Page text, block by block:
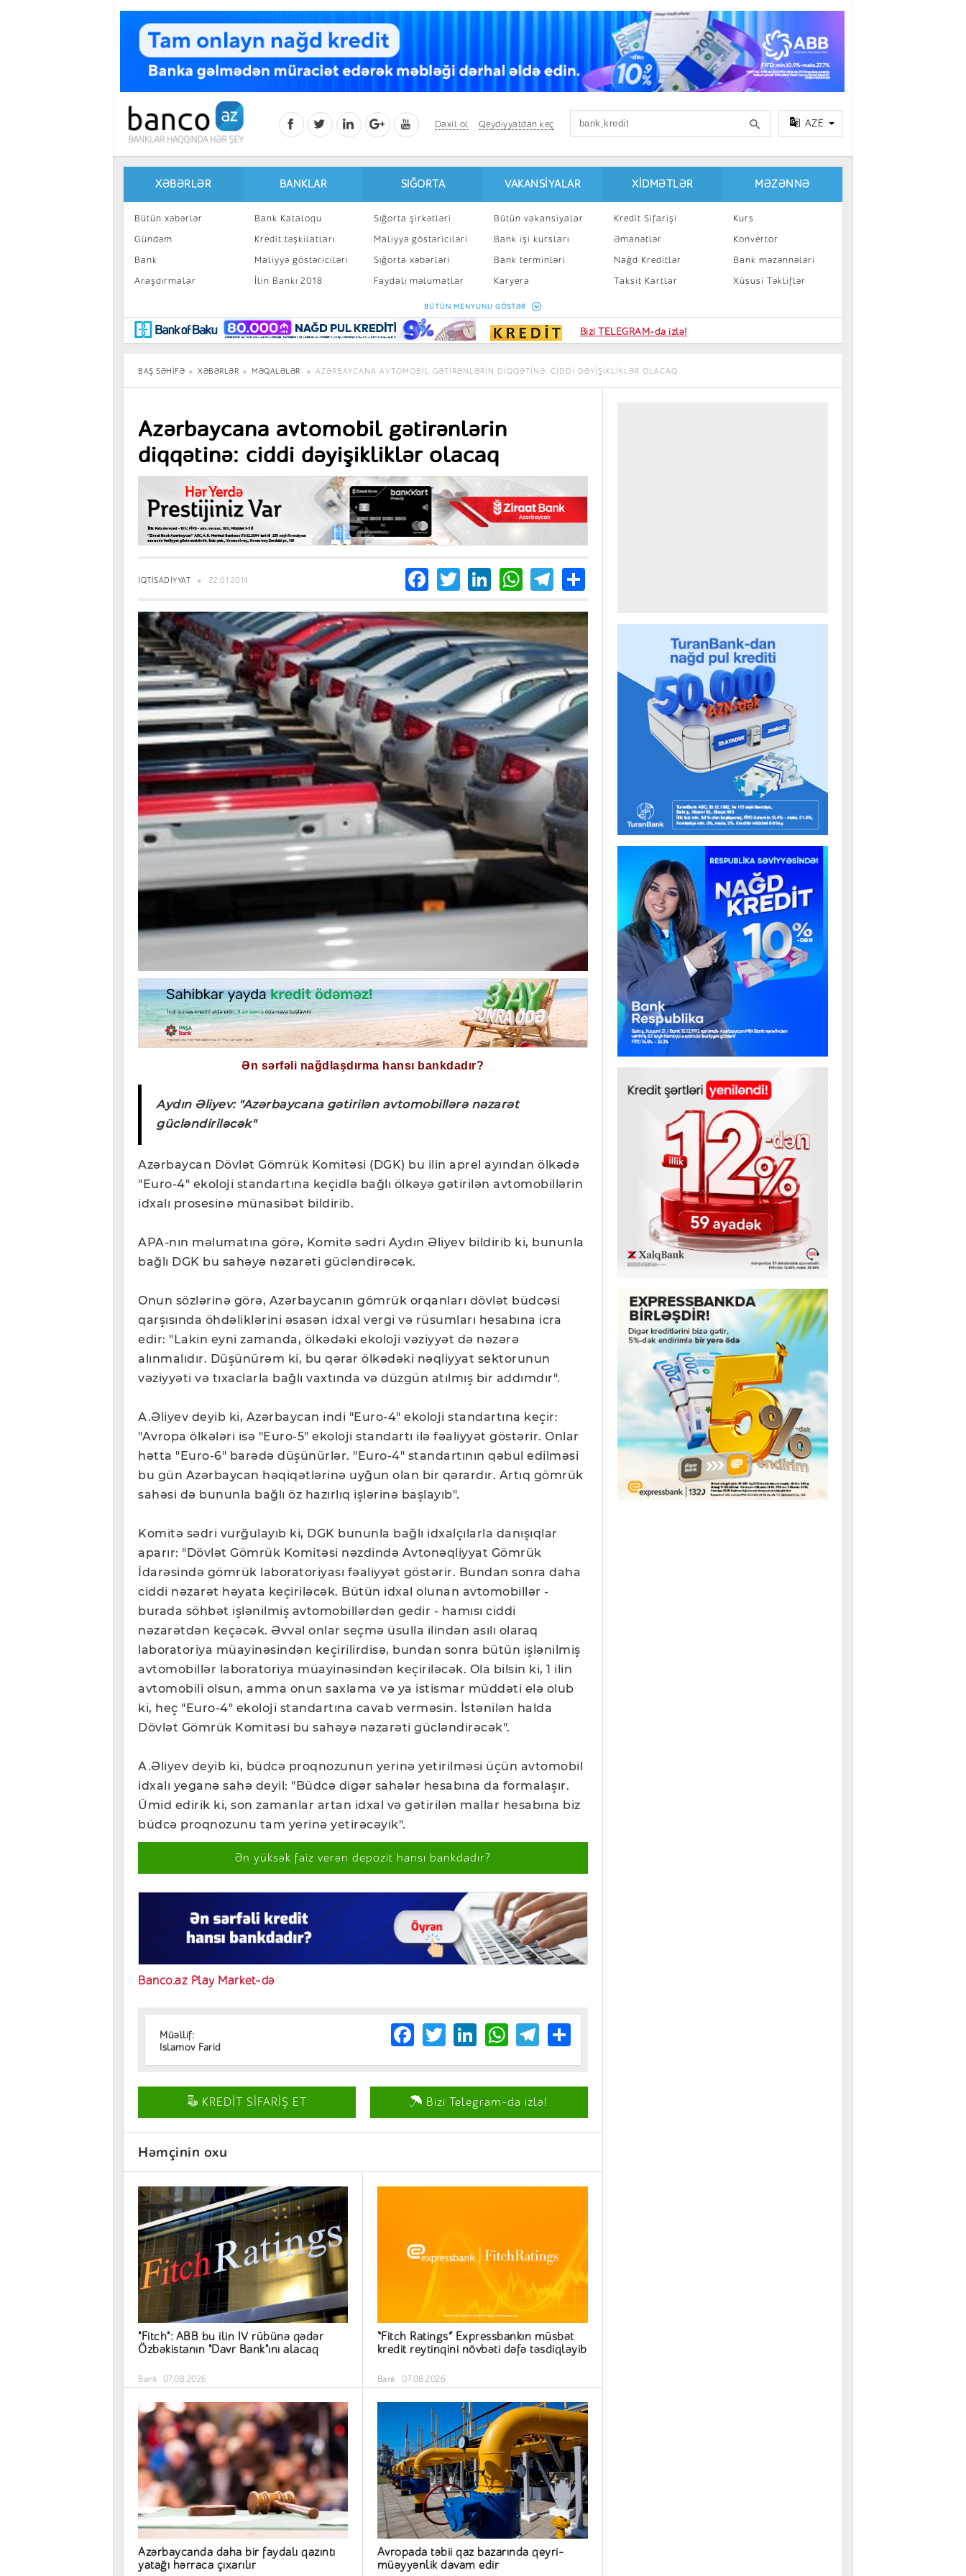
Daxil ol Qeydiyyatdan keç AZE
XƏBƏRLƏR
Bütün xəbərlər
Gündəm
Bank
Araşdırmalar
Maraqlı
BancoTV
Müsahibə
BANKLAR
Bank Kataloqu
Kredit təşkilatları
Maliyyə göstəriciləri
İlin Bankı 2018
SIĞORTA
Sığorta şirkətləri
Maliyyə göstəriciləri
Sığorta xəbərləri
Faydalı məlumatlar
Sığorta kalkulyatoru
VAKANSIYALAR
Bütün vakansiyalar
Bank işi kursları
Bank terminləri
Karyera
Peşakar inkişaf
XIDMƏTLƏR
Kredit Sifarişi
Əmanətlər
Nağd Kreditlər
Taksit Kartlar
Kart sifarişi
MƏZƏNNƏ
Kurs
Konvertor
Bank məzənnələri
Xüsusi Təkliflər
BÜTÜN MENYUNU GÖSTƏR
Bizi TELEGRAM-da izlə!
BAŞ SƏHIFƏ XƏBƏRLƏR MƏQALƏLƏR AZƏRBAYCANA AVTOMOBIL GƏTIRƏNLƏRIN DIQQƏTINƏ: CIDDI DƏYIŞIKLIKLƏR OLACAQ
Azərbaycana avtomobil gətirənlərin
diqqətinə: ciddi dəyişikliklər olacaq
İQTISADIYYAT 22.01.2014 Facebook
TwitterLinkedIn
WhatsApp
Telegram
Share
Ən sərfəli nağdlaşdırma hansı bankdadır?
Aydın Əliyev: "Azərbaycana gətirilən avtomobillərə nəzarət
gücləndiriləcək"
Azərbaycan Dövlət Gömrük Komitəsi (DGK) bu ilin aprel ayından ölkədə
"Euro-4" ekoloji standartına keçidlə bağlı ölkəyə gətirilən avtomobillərin
idxalı prosesinə münasibət bildirib.
APA-nın məlumatına görə, Komitə sədri Aydın Əliyev bildirib ki, bununla
bağlı DGK bu sahəyə nəzarəti gücləndirəcək.
Onun sözlərinə görə, Azərbaycanın gömrük orqanları dövlət büdcəsi
qarşısında öhdəliklərini əsasən idxal vergi və rüsumları hesabına icra
edir: "Lakin eyni zamanda, ölkədəki ekoloji vəziyyət də nəzərə
alınmalıdır. Düşünürəm ki, bu qərar ölkədəki nəqliyyat sektorunun
vəziyyəti və tıxaclarla bağlı vaxtında və düzgün atılmış bir addımdır".
A.Əliyev deyib ki, Azərbaycan indi "Euro-4" ekoloji standartına keçir:
"Avropa ölkələri isə "Euro-5" ekoloji standartı ilə fəaliyyət göstərir. Onlar
hətta "Euro-6" barədə düşünürlər. "Euro-4" standartının qəbul edilməsi
bu gün Azərbaycan həqiqətlərinə uyğun olan bir qərardır. Artıq gömrük
sahəsi də bununla bağlı öz hazırlıq işlərinə başlayıb".
Komitə sədri vurğulayıb ki, DGK bununla bağlı idxalçılarla danışıqlar
aparır: "Dövlət Gömrük Komitəsi nəzdində Avtonəqliyyat Gömrük
İdarəsində gömrük laboratoriyası fəaliyyət göstərir. Bundan sonra daha
ciddi nəzarət həyata keçiriləcək. Bütün idxal olunan avtomobillər -
burada söhbət işlənilmiş avtomobillərdən gedir - hamısı ciddi
nəzarətdən keçəcək. Əvvəl onlar seçmə üsulla ilindən asılı olaraq
laboratoriya müayinəsindən keçirilirdisə, bundan sonra bütün işlənilmiş
avtomobillər laboratoriya müayinəsindən keçiriləcək. Ola bilsin ki, 1 ilin
avtomobili olsun, amma onun saxlama və ya istismar müddəti elə olub
ki, heç "Euro-4" ekoloji standartına cavab verməsin. İstənilən halda
Dövlət Gömrük Komitəsi bu sahəyə nəzarəti gücləndirəcək".
A.Əliyev deyib ki, büdcə proqnozunun yerinə yetirilməsi üçün avtomobil
idxalı yeganə sahə deyil: "Büdcə digər sahələr hesabına da formalaşır.
Ümid edirik ki, son zamanlar artan idxal və gətirilən mallar hesabına biz
büdcə proqnozunu tam yerinə yetirəcəyik".
Ən yüksək faiz verən depozit hansı bankdadır?
Banco.az Play Market-də
Müəllif:
Islamov Farid
Facebook
TwitterLinkedIn
WhatsApp
Telegram
Share
KREDİT SİFARİŞ ET Bizi Telegram-da izlə!
Həmçinin oxu
"Fitch": ABB bu ilin IV rübünə qədər
Özbəkistanın "Davr Bank"ını alacaq
Bank 07.08.2026
“Fitch Ratings” Expressbankın müsbət
kredit reytinqini növbəti dəfə təsdiqləyib
Bank 07.08.2026
Azərbaycanda daha bir faydalı qazıntı
yatağı hərraca çıxarılır
Avropada təbii qaz bazarında qeyri-
müəyyənlik davam edir